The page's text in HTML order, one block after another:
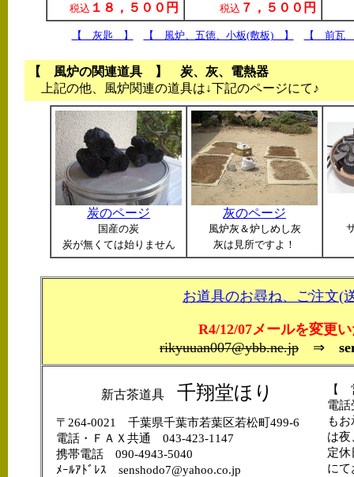
税込 １８，５００円
税込 ７，５００円
【 灰匙 】 【 風炉、五徳、小板(敷板) 】 【 前瓦
【 風炉の関連道具 】 炭、灰、電熱器
上記の他、風炉関連の道具は↓下記のページにて♪
炭のページ
国産の炭
炭が無くては始りません
灰のページ
風炉灰＆炉しめし灰
灰は見所ですよ！
お道具のお尋ね、ご注文(
R4/12/07メールを変更
rikyuuan007@ybb.ne.jp ⇒
新古茶道具 千翔堂ほり
【
電
も
は
定
にて
〒264-0021 千葉県千葉市若葉区若松町499-6
電話・ＦＡＸ共通 043-423-1147
携帯電話 090-4943-5040
ﾒｰﾙｱﾄﾞﾚｽ senshodo7@yahoo.co.jp